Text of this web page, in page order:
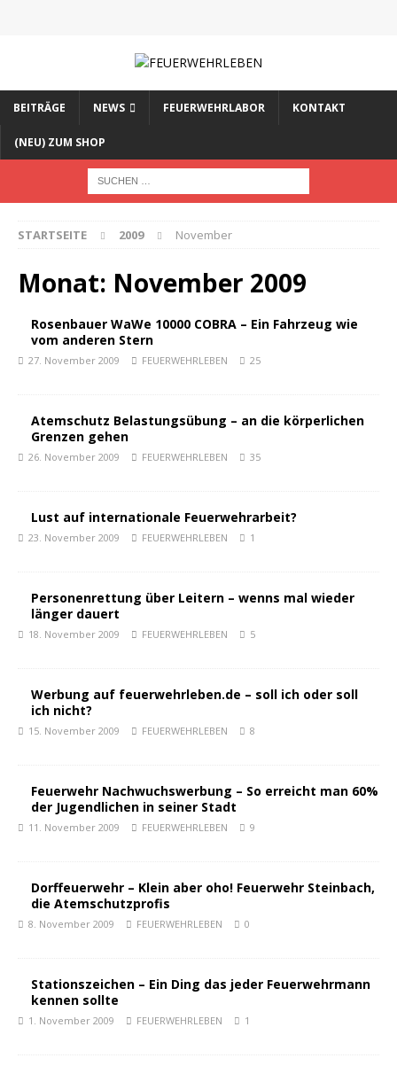
BEITRÄGE NEWS FEUERWEHRLABOR KONTAKT
(NEU) ZUM SHOP
STARTSEITE 2009 November
Monat: November 2009
Rosenbauer WaWe 10000 COBRA – Ein Fahrzeug wie
vom anderen Stern
27. November 2009 FEUERWEHRLEBEN 25
Atemschutz Belastungsübung – an die körperlichen
Grenzen gehen
26. November 2009 FEUERWEHRLEBEN 35
Lust auf internationale Feuerwehrarbeit?
23. November 2009 FEUERWEHRLEBEN 1
Personenrettung über Leitern – wenns mal wieder
länger dauert
18. November 2009 FEUERWEHRLEBEN 5
Werbung auf feuerwehrleben.de – soll ich oder soll
ich nicht?
15. November 2009 FEUERWEHRLEBEN 8
Feuerwehr Nachwuchswerbung – So erreicht man 60%
der Jugendlichen in seiner Stadt
11. November 2009 FEUERWEHRLEBEN 9
Dorffeuerwehr – Klein aber oho! Feuerwehr Steinbach,
die Atemschutzprofis
8. November 2009 FEUERWEHRLEBEN 0
Stationszeichen – Ein Ding das jeder Feuerwehrmann
kennen sollte
1. November 2009 FEUERWEHRLEBEN 1